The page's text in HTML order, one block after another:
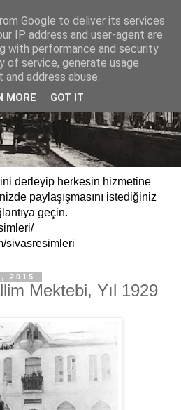
derleyip herkesin hizmetine
paylaşışmasını istediğiniz
geçin.
sivasresimleri
2015
Mektebi, Yıl 1929
Google to deliver its services
IP address and user-agent are
with performance and security
of service, generate usage
address abuse.
MORE GOT IT